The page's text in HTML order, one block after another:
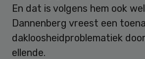
En dat is volgens hem ook
Dannenberg vreest een
dakloosheidproblematiek
ellende.